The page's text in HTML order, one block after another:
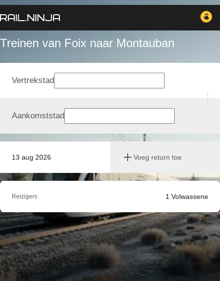
Treinen van Foix naar Montauban
13 aug 2026 Voeg return toe
Vertrekstad
Aankomststad
Reizigers 1 Volwassene